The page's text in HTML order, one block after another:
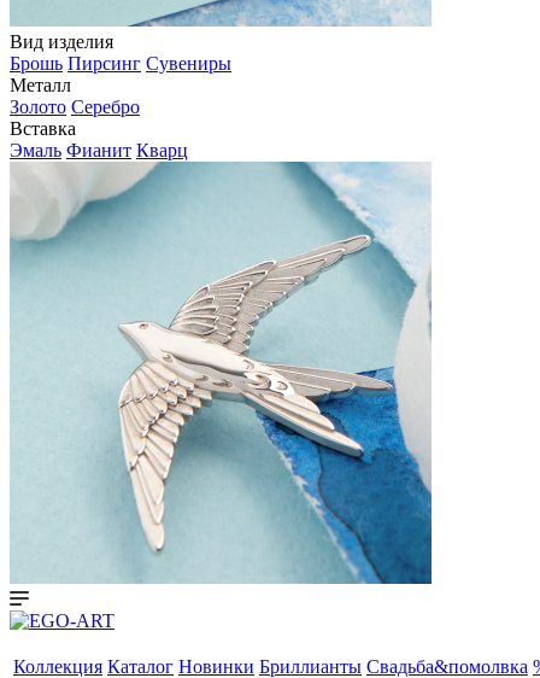
Вид изделия
Брошь Пирсинг Сувениры
Металл
Золото Серебро
Вставка
Эмаль Фианит Кварц
Коллекция Каталог Новинки Бриллианты Свадьба&помолвка